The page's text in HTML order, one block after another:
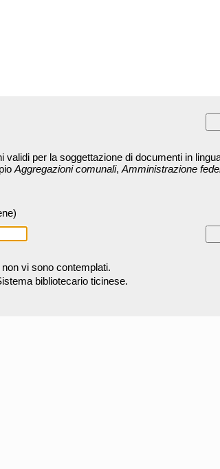
per la soggettazione di documenti in
Aggregazioni comunali, Amministrazione
vi sono contemplati.
bibliotecario ticinese.